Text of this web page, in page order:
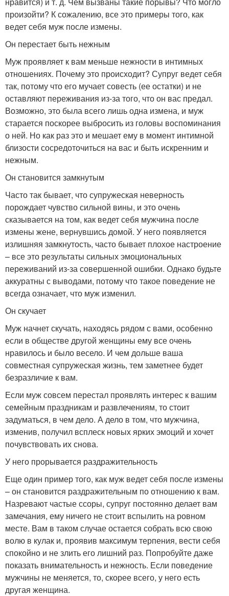
произойти? К сожалению, все это примеры того, как
ведет себя муж после измены.
Он перестает быть нежным
Муж проявляет к вам меньше нежности в интимных
отношениях. Почему это происходит? Супруг ведет себя
так, потому что его мучает совесть (ее остатки) и не
оставляют переживания из-за того, что он вас предал.
Возможно, это была всего лишь одна измена, и муж
старается поскорее выбросить из головы воспоминания
о ней. Но как раз это и мешает ему в момент интимной
близости сосредоточиться на вас и быть искренним и
нежным.
Он становится замкнутым
Часто так бывает, что супружеская неверность
порождает чувство сильной вины, и это очень
сказывается на том, как ведет себя мужчина после
измены жене, вернувшись домой. У него появляется
излишняя замкнутость, часто бывает плохое настроение
– все это результаты сильных эмоциональных
переживаний из-за совершенной ошибки. Однако будьте
аккуратны с выводами, потому что такое поведение не
всегда означает, что муж изменил.
Он скучает
Муж начнет скучать, находясь рядом с вами, особенно
если в обществе другой женщины ему все очень
нравилось и было весело. И чем дольше ваша
совместная супружеская жизнь, тем заметнее будет
безразличие к вам.
Если муж совсем перестал проявлять интерес к вашим
семейным праздникам и развлечениям, то стоит
задуматься, в чем дело. А дело в том, что мужчина,
изменив, получил всплеск новых ярких эмоций и хочет
почувствовать их снова.
У него прорывается раздражительность
Еще один пример того, как муж ведет себя после измены
– он становится раздражительным по отношению к вам.
Назревают частые ссоры, супруг постоянно делает вам
замечания, ему ничего не стоит вспылить на ровном
месте. Вам в таком случае остается собрать всю свою
волю в кулак и, проявив максимум терпения, вести себя
спокойно и не злить его лишний раз. Попробуйте даже
показать внимательность и нежность. Если поведение
мужчины не меняется, то, скорее всего, у него есть
другая женщина.